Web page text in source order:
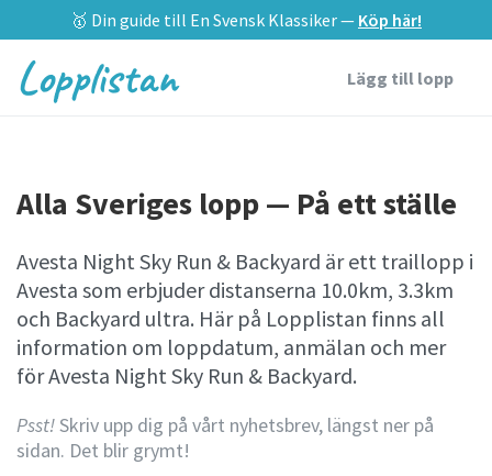
🥇 Din guide till En Svensk Klassiker — Köp här!
Lopplistan Lägg till lopp
Alla Sveriges lopp — På ett ställe
Avesta Night Sky Run & Backyard är ett traillopp i
Avesta som erbjuder distanserna 10.0km, 3.3km
och Backyard ultra. Här på Lopplistan finns all
information om loppdatum, anmälan och mer
för Avesta Night Sky Run & Backyard.
Psst!Skriv upp dig på vårt nyhetsbrev, längst ner på
sidan. Det blir grymt!